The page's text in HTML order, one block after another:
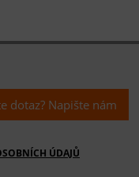
ÚDAJŮ
dotaz? Napište nám